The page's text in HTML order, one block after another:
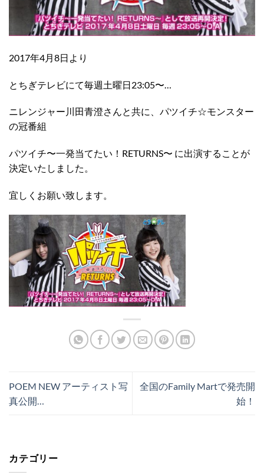
2017年4月8日より
とちぎテレビにて毎週土曜日23:05〜…
ニレンジャー川田青澄さんと共に、パツイチ☆モンスター
の冠番組
パツイチ〜一発当てたい！RETURNS〜 に出演することが
決定いたしました。
宜しくお願い致します。
POEM NEW アーティスト写
真公開…
全国のFamily Martで発売開
始！
カテゴリー